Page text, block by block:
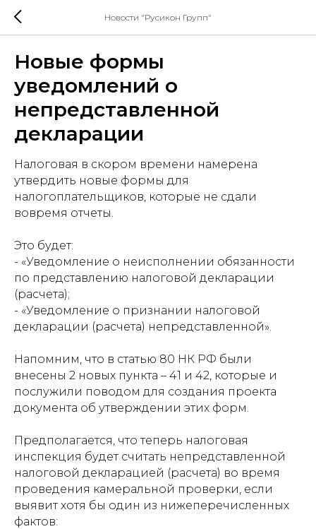
Новости "Русикон Групп"
Новые формы
уведомлений о
непредставленной
декларации
Налоговая в скором времени намерена
утвердить новые формы для
налогоплательщиков, которые не сдали
вовремя отчеты.
Это будет:
- «Уведомление о неисполнении обязанности
по представлению налоговой декларации
(расчета);
- «Уведомление о признании налоговой
декларации (расчета) непредставленной».
Напомним, что в статью 80 НК РФ были
внесены 2 новых пункта – 41 и 42, которые и
послужили поводом для создания проекта
документа об утверждении этих форм.
Предполагается, что теперь налоговая
инспекция будет считать непредставленной
налоговой декларацией (расчета) во время
проведения камеральной проверки, если
выявит хотя бы один из нижеперечисленных
фактов: